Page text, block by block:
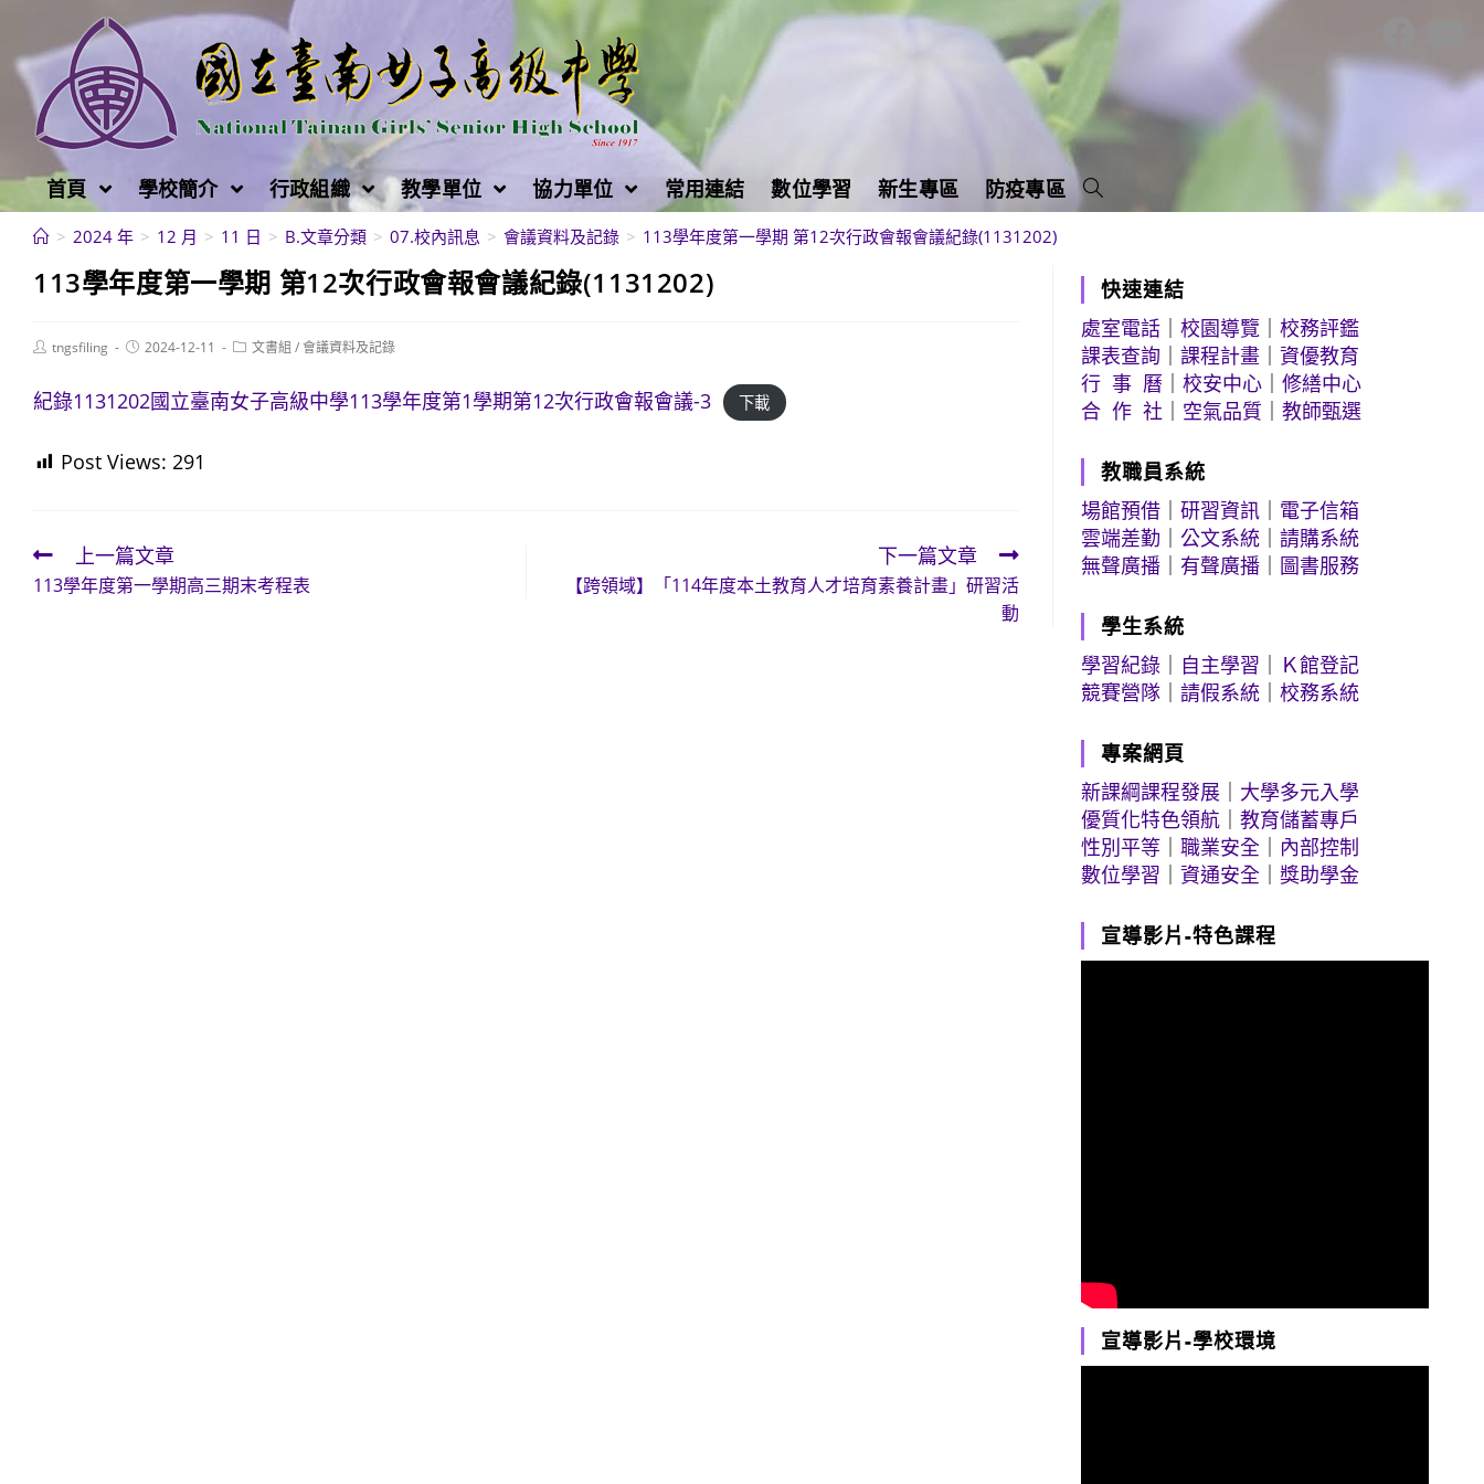
至
容
首頁 學校簡介 行政組織 教學單位 協力單位 常用連結 數位學習 新生專區 防疫專區
> 2024 年 > 12 月 > 11 日 > B.文章分類 > 07.校內訊息 > 會議資料及記錄 > 113學年度第一學期 第12次行政會報會議紀錄(1131202)
113學年度第一學期 第12次行政會報會議紀錄(1131202)
Posttngsfiling
Post2024-12-11
Post文書組 /會議資料及記錄
紀錄1131202國立臺南女子高級中學113學年度第1學期第12次行政會報會議-3 下載
Post Views: 291
Read
more
上一篇文章
113學年度第一學期高三期末考程表
下一篇文章
【跨領域】「114年度本土教育人才培育素養計畫」研習活
動
快速連結
處室電話 ｜校園導覽 ｜校務評鑑
課表查詢 ｜課程計畫 ｜資優教育
行 事 曆 ｜校安中心 ｜修繕中心
合 作 社
空氣品質 ｜教師甄選
教職員系統
場館預借 ｜研習資訊
電子信箱
雲端差勤 ｜公文系統 ｜請購系統
無聲廣播
有聲廣播 圖書服務
學生系統
學習紀錄
自主學習
Ｋ館登記
競賽營隊 ｜請假系統 ｜校務系統
專案網頁
新課綱課程發展
大學多元入學
優質化特色領航 ｜教育儲蓄專戶
性別平等 ｜職業安全
內部控制
數位學習 ｜資通安全 ｜獎助學金
宣導影片-特色課程
宣導影片-學校環境